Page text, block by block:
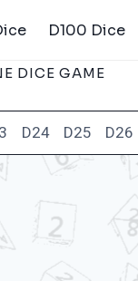
D100 Dice
DICE GAME
D24 D25 D26